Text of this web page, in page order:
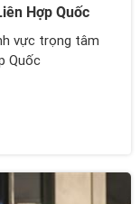
Hợp Quốc
vực trọng tâm
Quốc